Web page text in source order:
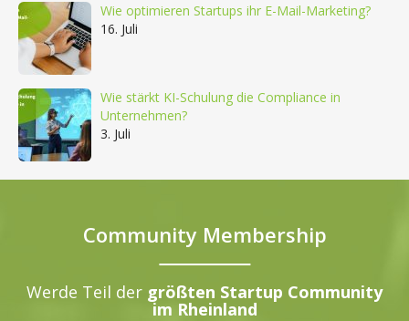
Wie optimieren Startups ihr E-Mail-Marketing?
16. Juli
Wie stärkt KI-Schulung die Compliance in
Unternehmen?
3. Juli
Community Membership
Werde Teil der größten Startup Community
im Rheinland